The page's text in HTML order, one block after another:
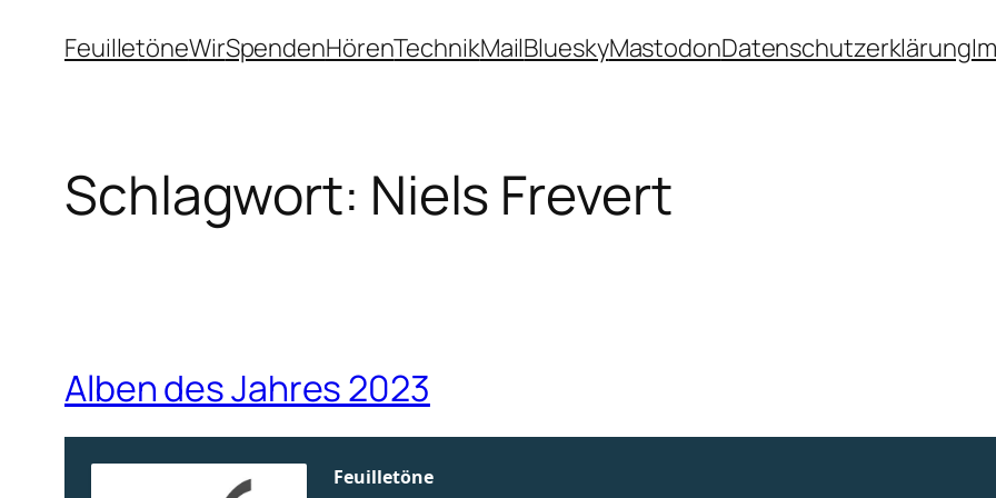
InhaltFeuilletöneWirSpendenHörenTechnikMailBlueskyMastodonDatenschutzerklärung
Schlagwort: Niels Frevert
Alben des Jahres 2023